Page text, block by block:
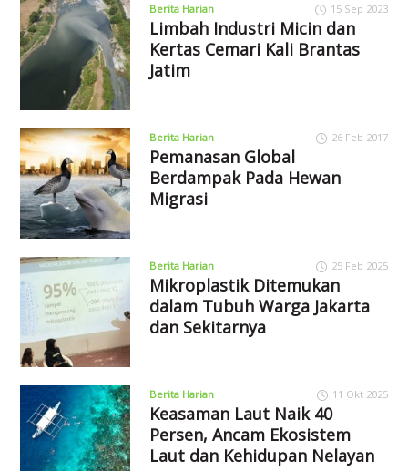
Berita Harian 15 Sep 2023
Limbah Industri Micin dan
Kertas Cemari Kali Brantas
Jatim
Berita Harian 26 Feb 2017
Pemanasan Global
Berdampak Pada Hewan
Migrasi
Berita Harian 25 Feb 2025
Mikroplastik Ditemukan
dalam Tubuh Warga Jakarta
dan Sekitarnya
Berita Harian 11 Okt 2025
Keasaman Laut Naik 40
Persen, Ancam Ekosistem
Laut dan Kehidupan Nelayan